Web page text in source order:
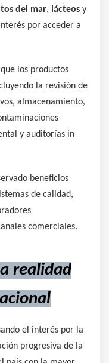
del mar, lácteos y
por acceder a
los productos
la revisión de
almacenamiento,
y auditorías in
beneficios
de calidad,
comerciales.
realidad
el interés por la
progresiva de la